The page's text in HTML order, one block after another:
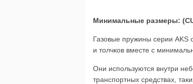
Минимальные размеры:
Газовые пружины серии AKS
и толчков вместе с
Они используются внутри
транспортных средствах,